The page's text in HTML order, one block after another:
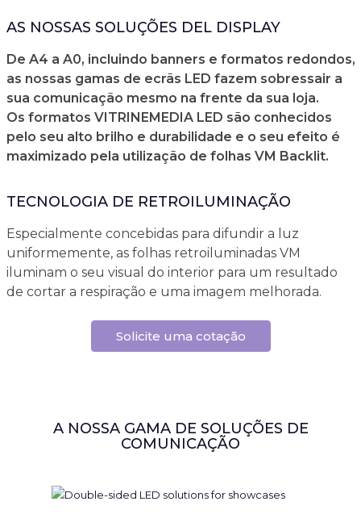
AS NOSSAS SOLUÇÕES DEL DISPLAY
De A4 a A0, incluindo banners e formatos redondos,
as nossas gamas de ecrãs LED fazem sobressair a
sua comunicação mesmo na frente da sua loja.
Os formatos VITRINEMEDIA LED são conhecidos
pelo seu alto brilho e durabilidade e o seu efeito é
maximizado pela utilização de folhas VM Backlit.
TECNOLOGIA DE RETROILUMINAÇÃO
Especialmente concebidas para difundir a luz
uniformemente, as folhas retroiluminadas VM
iluminam o seu visual do interior para um resultado
de cortar a respiração e uma imagem melhorada.
Solicite uma cotação
A NOSSA GAMA DE SOLUÇÕES DE
COMUNICAÇÃO